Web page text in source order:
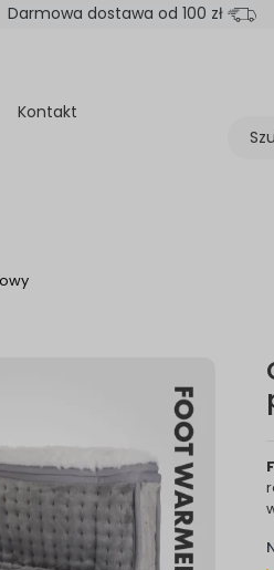
Darmowa dostawa od 100 zł
Kontakt